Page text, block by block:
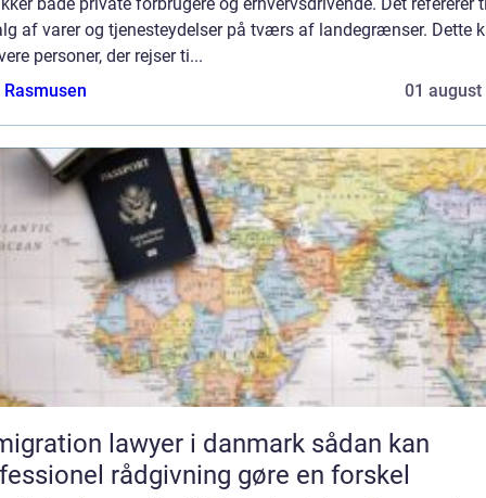
både private forbrugere og erhvervsdrivende. Det refererer
af varer og tjenesteydelser på tværs af landegrænser. Dette
personer, der rejser ti...
01 august
lawyer i danmark sådan kan
rådgivning gøre en forskel